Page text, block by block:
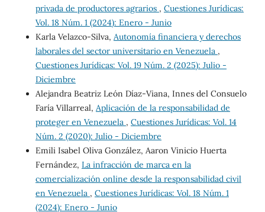
privada de productores agrarios , Cuestiones Jurídicas:
Vol. 18 Núm. 1 (2024): Enero - Junio
Karla Velazco-Silva, Autonomía financiera y derechos
laborales del sector universitario en Venezuela ,
Cuestiones Jurídicas: Vol. 19 Núm. 2 (2025): Julio -
Diciembre
Alejandra Beatriz León Díaz-Viana, Innes del Consuelo
Faría Villarreal, Aplicación de la responsabilidad de
proteger en Venezuela , Cuestiones Jurídicas: Vol. 14
Núm. 2 (2020): Julio - Diciembre
Emili Isabel Oliva González, Aaron Vinicio Huerta
Fernández, La infracción de marca en la
comercialización online desde la responsabilidad civil
en Venezuela , Cuestiones Jurídicas: Vol. 18 Núm. 1
(2024): Enero - Junio